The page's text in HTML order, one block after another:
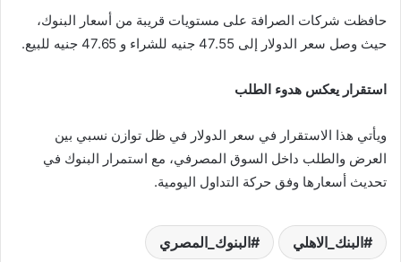
حافظت شركات الصرافة على مستويات قريبة من أسعار البنوك،
حيث وصل سعر الدولار إلى 47.55 جنيه للشراء و 47.65 جنيه للبيع.
استقرار يعكس هدوء الطلب
ويأتي هذا الاستقرار في سعر الدولار في ظل توازن نسبي بين
العرض والطلب داخل السوق المصرفي، مع استمرار البنوك في
تحديث أسعارها وفق حركة التداول اليومية.
البنك_الاهلي البنوك_المصري